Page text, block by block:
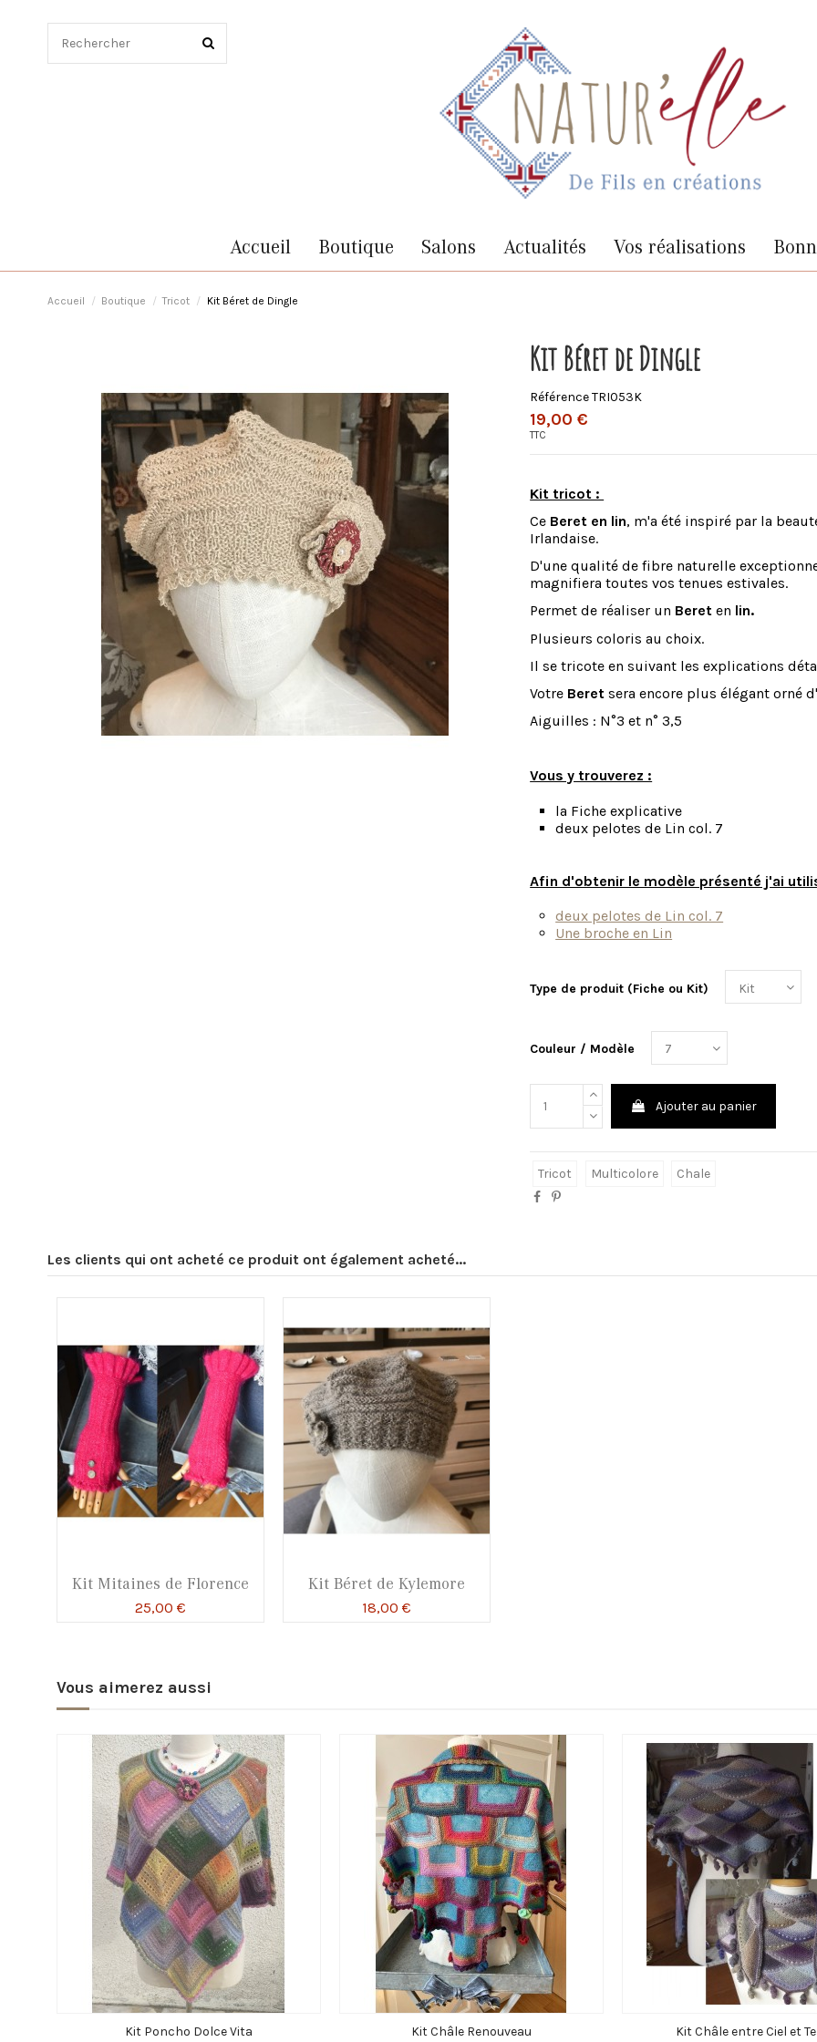
Accueil Boutique Salons Actualités Vos réalisations
Accueil Boutique Tricot Kit Béret de Dingle
Kit Béret de Dingle
RéférenceTRI053K
19,00 €
TTC
Kit tricot :
Ce Beret en lin, m'a été inspiré par la
Irlandaise.
D'une qualité de fibre naturelle
magnifiera toutes vos tenues estivales.
Permet de réaliser un Bereten lin.
Plusieurs coloris au choix.
Il se tricote en suivant les explications
Votre Beret sera encore plus élégant orné
Aiguilles : N°3 et n° 3,5
Vous y trouverez :
la Fiche explicative
deux pelotes de Lin col. 7
Afin d'obtenir le modèle présenté j'ai
deux pelotes de Lin col. 7
Une broche en Lin
Type de produit (Fiche ou Kit)
Couleur / Modèle
Ajouter au panier
Tricot Multicolore Chale
Les clients qui ont acheté ce produit ont également acheté...
Kit Mitaines de Florence
25,00 €
Kit Béret de Kylemore
18,00 €
Vous aimerez aussi
Kit Poncho Dolce Vita Kit Châle Renouveau Kit Châle entre Ciel et